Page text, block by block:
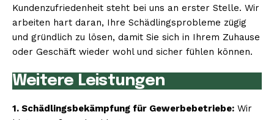
Kundenzufriedenheit steht bei uns an erster Stelle. Wir
arbeiten hart daran, Ihre Schädlingsprobleme zügig
und gründlich zu lösen, damit Sie sich in Ihrem Zuhause
oder Geschäft wieder wohl und sicher fühlen können.
Weitere Leistungen
1. Schädlingsbekämpfung für Gewerbebetriebe: Wir